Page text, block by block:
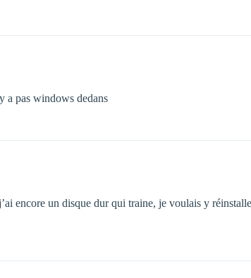
a pas windows dedans
encore un disque dur qui traine, je voulais y